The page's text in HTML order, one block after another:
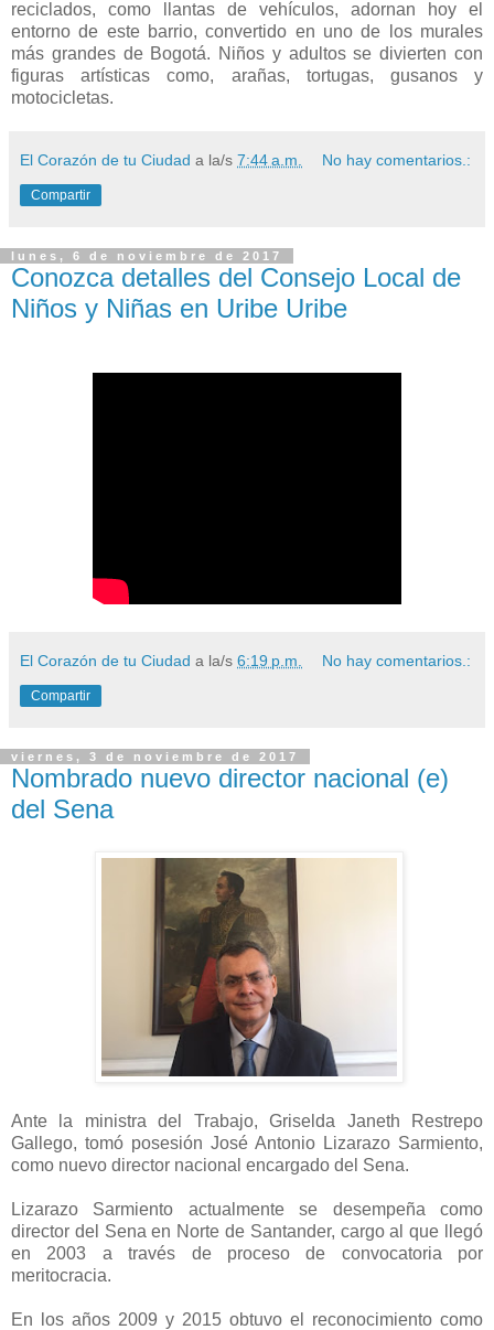
reciclados, como llantas de vehículos, adornan hoy el
entorno de este barrio, convertido en uno de los murales
más grandes de Bogotá. Niños y adultos se divierten con
figuras artísticas como, arañas, tortugas, gusanos y
motocicletas.
El Corazón de tu Ciudad a la/s 7:44 a.m. No hay comentarios.:
Compartir
lunes, 6 de noviembre de 2017
Conozca detalles del Consejo Local de
Niños y Niñas en Uribe Uribe
El Corazón de tu Ciudad a la/s 6:19 p.m. No hay comentarios.:
Compartir
viernes, 3 de noviembre de 2017
Nombrado nuevo director nacional (e)
del Sena
Ante la ministra del Trabajo, Griselda Janeth Restrepo
Gallego, tomó posesión José Antonio Lizarazo Sarmiento,
como nuevo director nacional encargado del Sena.
Lizarazo Sarmiento actualmente se desempeña como
director del Sena en Norte de Santander, cargo al que llegó
en 2003 a través de proceso de convocatoria por
meritocracia.
En los años 2009 y 2015 obtuvo el reconocimiento como